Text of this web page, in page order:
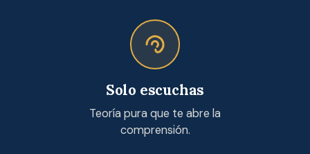
Solo escuchas
Teoría pura que te abre la
comprensión.